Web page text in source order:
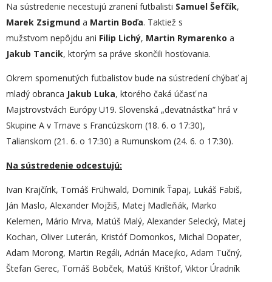
Na sústredenie necestujú zranení futbalisti Samuel Šefčík,
Marek Zsigmund a Martin Boďa. Taktiež s
mužstvom nepôjdu ani Filip Lichý, Martin Rymarenko a
Jakub Tancik, ktorým sa práve skončili hosťovania.
Okrem spomenutých futbalistov bude na sústredení chýbať aj
mladý obranca Jakub Luka, ktorého čaká účasť na
Majstrovstvách Európy U19. Slovenská „devätnástka“ hrá v
Skupine A v Trnave s Francúzskom (18. 6. o 17:30),
Talianskom (21. 6. o 17:30) a Rumunskom (24. 6. o 17:30).
Na sústredenie odcestujú:
Ivan Krajčírik, Tomáš Frühwald, Dominik Ťapaj, Lukáš Fabiš,
Ján Maslo, Alexander Mojžiš, Matej Madleňák, Marko
Kelemen, Mário Mrva, Matúš Malý, Alexander Selecký, Matej
Kochan, Oliver Luterán, Kristóf Domonkos, Michal Dopater,
Adam Morong, Martin Regáli, Adrián Macejko, Adam Tučný,
Štefan Gerec, Tomáš Bobček, Matúš Krištof, Viktor Úradník